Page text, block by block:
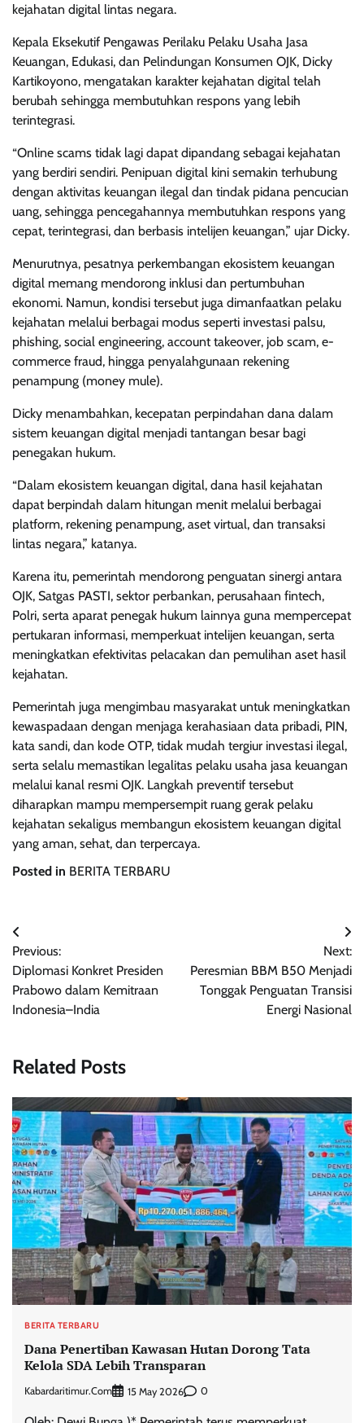
kejahatan digital lintas negara.
Kepala Eksekutif Pengawas Perilaku Pelaku Usaha Jasa
Keuangan, Edukasi, dan Pelindungan Konsumen OJK, Dicky
Kartikoyono, mengatakan karakter kejahatan digital telah
berubah sehingga membutuhkan respons yang lebih
terintegrasi.
“Online scams tidak lagi dapat dipandang sebagai kejahatan
yang berdiri sendiri. Penipuan digital kini semakin terhubung
dengan aktivitas keuangan ilegal dan tindak pidana pencucian
uang, sehingga pencegahannya membutuhkan respons yang
cepat, terintegrasi, dan berbasis intelijen keuangan,” ujar Dicky.
Menurutnya, pesatnya perkembangan ekosistem keuangan
digital memang mendorong inklusi dan pertumbuhan
ekonomi. Namun, kondisi tersebut juga dimanfaatkan pelaku
kejahatan melalui berbagai modus seperti investasi palsu,
phishing, social engineering, account takeover, job scam, e-
commerce fraud, hingga penyalahgunaan rekening
penampung (money mule).
Dicky menambahkan, kecepatan perpindahan dana dalam
sistem keuangan digital menjadi tantangan besar bagi
penegakan hukum.
“Dalam ekosistem keuangan digital, dana hasil kejahatan
dapat berpindah dalam hitungan menit melalui berbagai
platform, rekening penampung, aset virtual, dan transaksi
lintas negara,” katanya.
Karena itu, pemerintah mendorong penguatan sinergi antara
OJK, Satgas PASTI, sektor perbankan, perusahaan fintech,
Polri, serta aparat penegak hukum lainnya guna mempercepat
pertukaran informasi, memperkuat intelijen keuangan, serta
meningkatkan efektivitas pelacakan dan pemulihan aset hasil
kejahatan.
Pemerintah juga mengimbau masyarakat untuk meningkatkan
kewaspadaan dengan menjaga kerahasiaan data pribadi, PIN,
kata sandi, dan kode OTP, tidak mudah tergiur investasi ilegal,
serta selalu memastikan legalitas pelaku usaha jasa keuangan
melalui kanal resmi OJK. Langkah preventif tersebut
diharapkan mampu mempersempit ruang gerak pelaku
kejahatan sekaligus membangun ekosistem keuangan digital
yang aman, sehat, dan terpercaya.
Posted in BERITA TERBARU
Post
navigation
Previous:
Diplomasi Konkret Presiden
Prabowo dalam Kemitraan
Indonesia–India
Next:
Peresmian BBM B50 Menjadi
Tonggak Penguatan Transisi
Energi Nasional
Related Posts
BERITA TERBARU
Dana Penertiban Kawasan Hutan Dorong Tata
Kelola SDA Lebih Transparan
Kabardaritimur.com 15 May 2026 0